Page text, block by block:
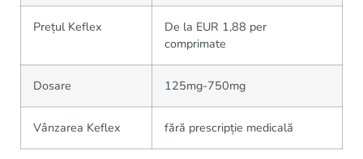
Prețul Keflex
De la EUR 1,88 per
comprimate
Dosare 125mg-750mg
Vânzarea Keflex fără prescripție medicală